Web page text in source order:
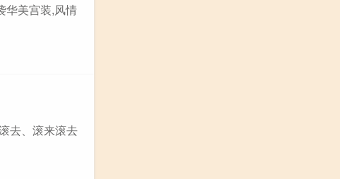
华美宫装,风情
去、滚来滚去